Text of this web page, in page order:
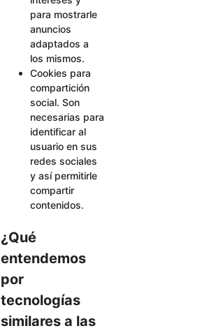
para mostrarle
anuncios
adaptados a
los mismos.
Cookies para
compartición
social. Son
necesarias para
identificar al
usuario en sus
redes sociales
y así permitirle
compartir
contenidos.
¿Qué
entendemos
por
tecnologías
similares a las